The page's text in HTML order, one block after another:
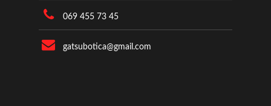
069 455 73 45
gatsubotica@gmail.com